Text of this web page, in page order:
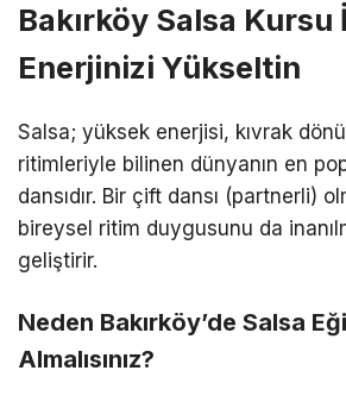
Bakırköy Salsa Kursu
Enerjinizi Yükseltin
Salsa; yüksek enerjisi, kıvrak
ritimleriyle bilinen dünyanın en
dansıdır. Bir çift dansı (partnerli)
bireysel ritim duygusunu da
geliştirir.
Neden Bakırköy’de Salsa
Almalısınız?